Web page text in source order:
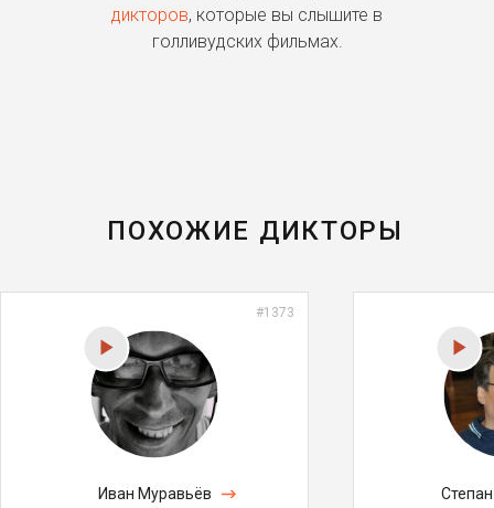
дикторов, которые вы слышите в
голливудских фильмах.
ПОХОЖИЕ ДИКТОРЫ
#1373
Иван Муравьёв